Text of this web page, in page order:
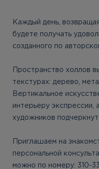
Каждый день,
будете получать
созданного по
Пространство холлов
текстурах: дерево,
Вертикальное
интерьеру экспрессии,
художников
Приглашаем на
персональной
можно по номеру: 310-33